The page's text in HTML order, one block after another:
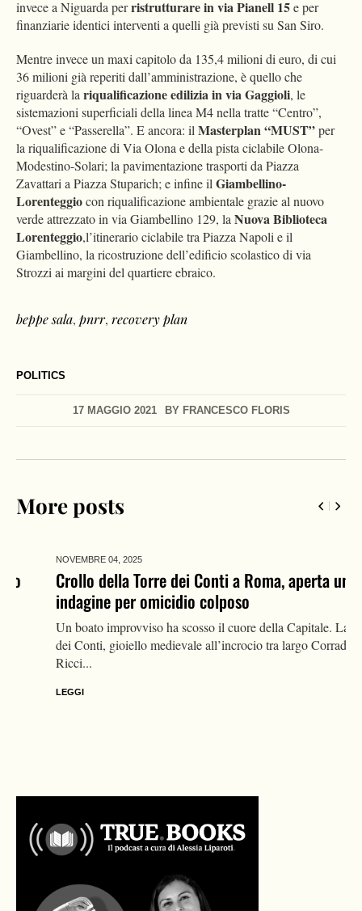
POLITICS
17 MAGGIO 2021 BY FRANCESCO FLORIS
invece a Niguarda perristrutturare in via Pianell 15e per
finanziarie identici interventi a quelli già previsti su San Siro.
Mentre invece un maxi capitolo da 135,4 milioni di euro, di cui
36 milioni già reperiti dall’amministrazione, è quello che
riguarderà la riqualificazione edilizia in via Gaggioli, le
sistemazioni superficiali della linea M4 nella tratte “Centro”,
“Ovest” e “Passerella”. E ancora: il Masterplan “MUST”per
la riqualificazione di Via Olona e della pista ciclabile Olona-
Modestino-Solari; la pavimentazione trasporti da Piazza
Zavattari a Piazza Stuparich; e infine il Giambellino-
Lorenteggiocon riqualificazione ambientale grazie al nuovo
verde attrezzato in via Giambellino 129, la Nuova Biblioteca
Lorenteggio,l’itinerario ciclabile tra Piazza Napoli e il
Giambellino, la ricostruzione dell’edificio scolastico di via
Strozzi ai margini del quartiere ebraico.
beppe sala, pnrr, recovery plan
More posts
NOVEMBRE 04,2025
Crollo della Torre dei Conti a Roma, aperta una
indagine per omicidio colposo
Un boato improvviso ha scosso il cuore della Capitale. La Torre
dei Conti, gioiello medievale all’incrocio tra largo Corrado